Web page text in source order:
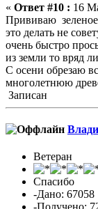
« Ответ #10 : 16
Прививаю
это делать не
очень быстро
из земли то вряд
С осени обрезаю
многолетнюю
Записан
Ветеран
Спасибо
-Дано: 67058